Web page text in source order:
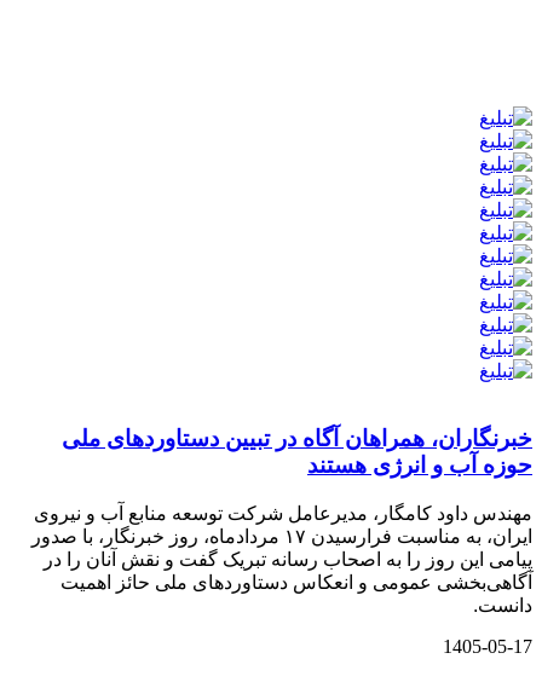
خبرنگاران، همراهان آگاه در تبیین دستاوردهای ملی
حوزه آب و انرژی هستند
مهندس داود کامگار، مدیرعامل شرکت توسعه منابع آب و نیروی
ایران، به مناسبت فرارسیدن ۱۷ مردادماه، روز خبرنگار، با صدور
پیامی این روز را به اصحاب رسانه تبریک گفت و نقش آنان را در
آگاهی‌بخشی عمومی و انعکاس دستاوردهای ملی حائز اهمیت
دانست.
1405-05-17